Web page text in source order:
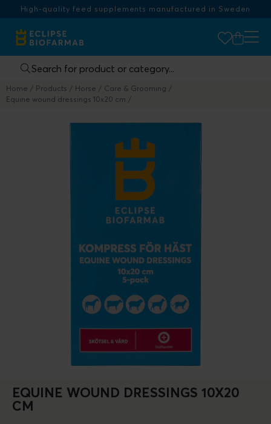
High-quality feed supplements manufactured in Sweden
Home Products Horse
Care & Grooming
Equine wound dressings 10x20 cm
EQUINE WOUND DRESSINGS 10X20
CM